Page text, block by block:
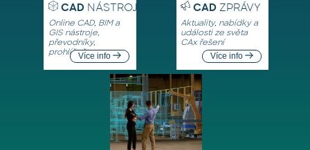
CADNÁSTROJE
Online CAD, BIM a
GIS nástroje,
převodníky,
prohlížečeVíce info
CADZPRÁVY
Aktuality, nabídky a
události ze světa
CAx řešení
Více info